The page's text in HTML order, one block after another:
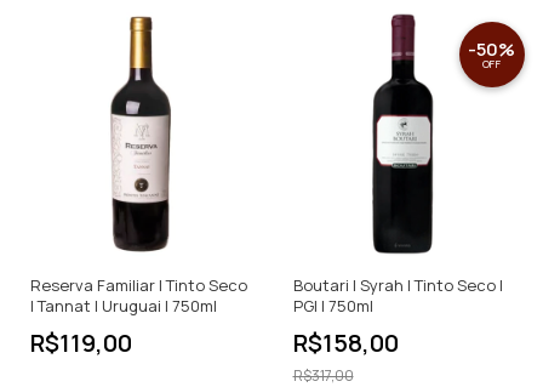
Reserva Familiar | Tinto Seco
| Tannat | Uruguai | 750ml
R$119,00
Boutari | Syrah | Tinto Seco |
PGI | 750ml
R$158,00
-50%
OFF
R$317,00